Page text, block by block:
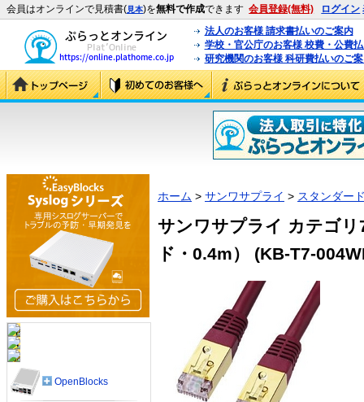
会員はオンラインで見積書(見本)を無料で作成できます 会員登録(無料) ログイン
法人のお客様 請求書払いのご案内
学校・官公庁のお客様 校費・公費
研究機関のお客様 科研費払いのご
ホーム > サンワサプライ > スタンダー
サンワサプライ カテゴ
ド・0.4m） (KB-T7-
OpenBlocks